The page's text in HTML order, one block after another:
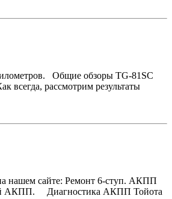
Общие обзоры TG-81SC
рассмотрим результаты
нашем сайте: Ремонт 6-ступ. АКПП
АКПП. Диагностика АКПП Тойота